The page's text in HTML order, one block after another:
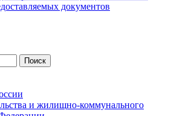
документов
и жилищно-коммунального